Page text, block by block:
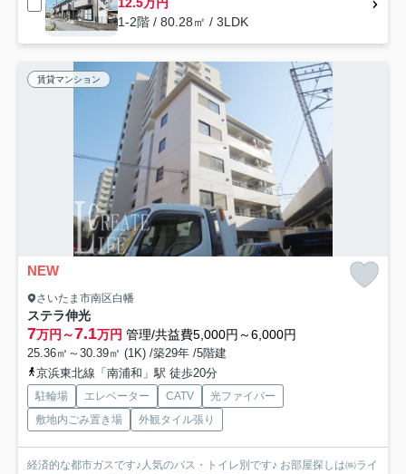
1-2階 / 80.28㎡ / 3LDK
賃貸マンション
NEW
さいたま市南区白幡
ステラ伸光
7万円～7.1万円 管理/共益費5,000円～6,000円
25.36㎡～30.39㎡ (1K) /築29年 /5階建
京浜東北線「南浦和」駅 徒歩20分
駐輪場 エレベーター CATV
光ファイバー
敷地内ごみ置き場
外観タイル張り
経済的な都市ガスです♪人気のバス・トイレ別です♪ お部屋探しは㈱ライ